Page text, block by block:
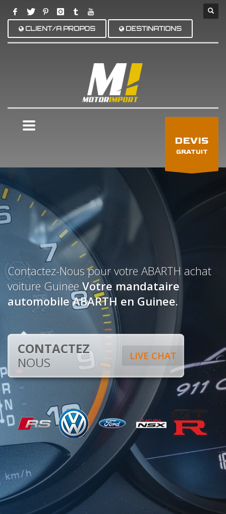
CLIENT/A PROPOS DESTINATIONS
DEVIS
GRATUIT
Contactez-Nous pour votre ABARTH achat
voiture GuineeVotre mandataire
automobile ABARTH en Guinee.
LIVE CHAT
CONTACTEZ
NOUS